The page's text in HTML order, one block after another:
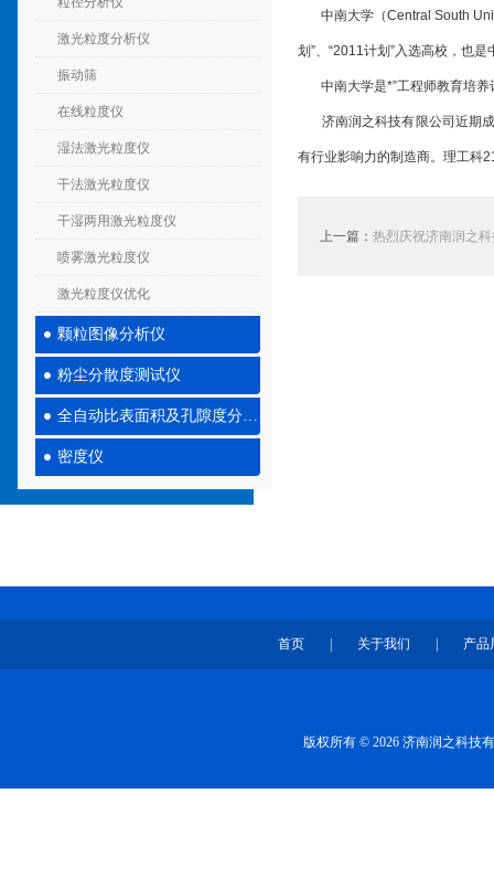
激光粒度分析仪
振动筛
在线粒度仪
湿法激光粒度仪
干法激光粒度仪
干湿两用激光粒度仪
喷雾激光粒度仪
激光粒度仪优化
颗粒图像分析仪
粉尘分散度测试仪
全自动比表面积及孔隙度分析仪
密度仪
中南大学（Central South
划”、“2011计划”入选高校，也
中南大学是*”工程师教育培养
济南润之科技有限公司近期成
有行业影响力的制造商。理工科
上一篇： 热烈庆祝济南润之
首页 关于我们 产品
版权所有 © 2026 济南润之科技